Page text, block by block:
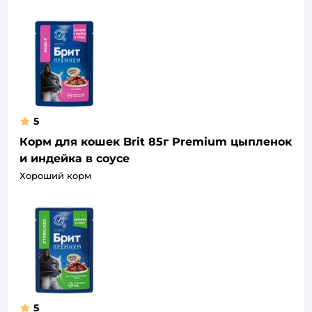
5
Корм для кошек Brit 85г Premium цыпленок
и индейка в соусе
Хороший корм
5